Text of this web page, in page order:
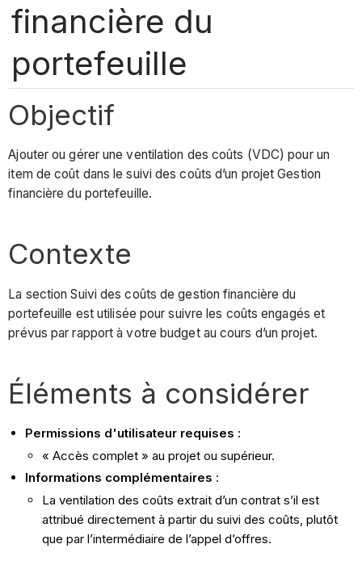
financière du
portefeuille
Objectif
Ajouter ou gérer une ventilation des coûts (VDC) pour un
item de coût dans le suivi des coûts d’un projet Gestion
financière du portefeuille.
Contexte
La section Suivi des coûts de gestion financière du
portefeuille est utilisée pour suivre les coûts engagés et
prévus par rapport à votre budget au cours d’un projet.
Éléments à considérer
Permissions d'utilisateur requises :
« Accès complet » au projet ou supérieur.
Informations complémentaires :
La ventilation des coûts extrait d’un contrat s’il est
attribué directement à partir du suivi des coûts, plutôt
que par l’intermédiaire de l’appel d’offres.